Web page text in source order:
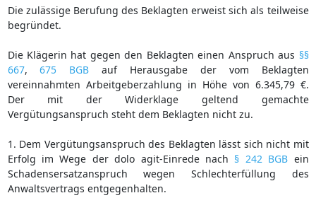
Die zulässige Berufung des Beklagten erweist sich als teilweise
begründet.
Die Klägerin hat gegen den Beklagten einen Anspruch aus §§
667,675 BGB auf Herausgabe der vom Beklagten
vereinnahmten Arbeitgeberzahlung in Höhe von 6.345,79 €.
Der mit der Widerklage geltend gemachte
Vergütungsanspruch steht dem Beklagten nicht zu.
1. Dem Vergütungsanspruch des Beklagten lässt sich nicht mit
Erfolg im Wege der dolo agit-Einrede nach § 242 BGB ein
Schadensersatzanspruch wegen Schlechterfüllung des
Anwaltsvertrags entgegenhalten.